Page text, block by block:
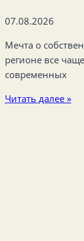
07.08.2026
Мечта о
регионе все
современных
Читать далее »